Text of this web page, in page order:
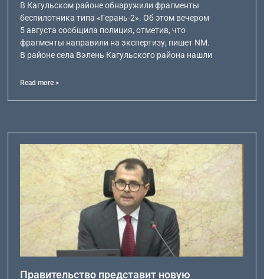
В Кагульском районе обнаружили фрагменты
беспилотника типа «Герань-2». Об этом вечером
5 августа сообщила полиция, отметив, что
фрагменты направили на экспертизу, пишет NM.
В районе села Вэлень Кагульского района нашли
Read more >
Правительство представит новую